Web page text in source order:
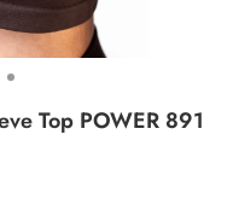
Top POWER 891